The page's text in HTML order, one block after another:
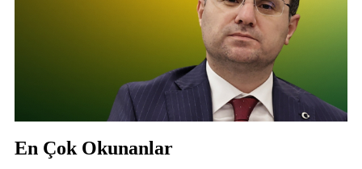
En Çok Okunanlar